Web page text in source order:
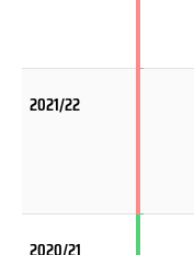
2021/22